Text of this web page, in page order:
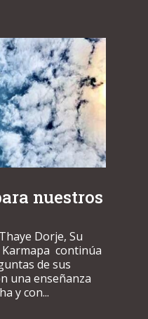
nuestros
Dorje, Su
Karmapa continúa
de sus
una enseñanza
y con...